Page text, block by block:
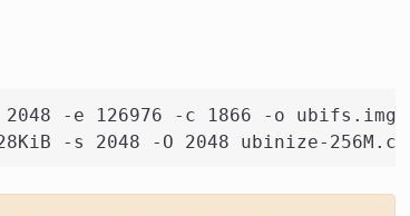
-e 126976 -c 1866 -o ubifs.img
-s 2048 -O 2048 ubinize-256M.cfg